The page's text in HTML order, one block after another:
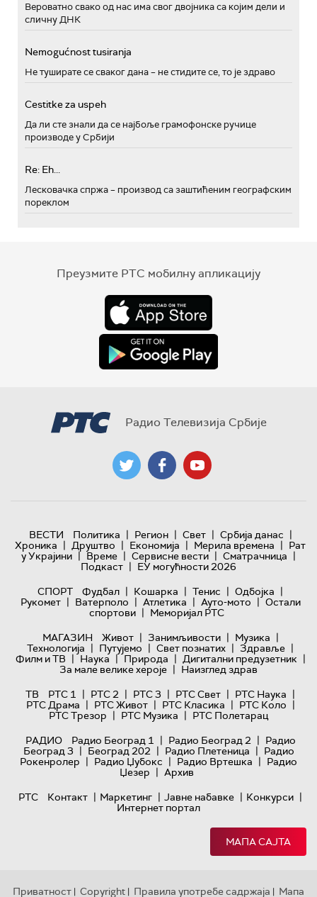
Вероватно свако од нас има свог двојника са којим дели и
сличну ДНК
Nemogućnost tusiranja
Не туширате се сваког дана – не стидите се, то је здраво
Cestitke za uspeh
Да ли сте знали да се најбоље грамофонске ручице
производе у Србији
Re: Eh...
Лесковачка спржа – производ са заштићеним географским
пореклом
Преузмите РТС мобилну апликацију
Радио Телевизија Србије
ВЕСТИ Политика | Регион | Свет | Србија данас |
Хроника | Друштво | Економија | Мерила времена | Рат
у Украјини | Време | Сервисне вести | Сматрачница |
Подкаст | ЕУ могућности 2026
СПОРТ
Фудбал | Кошарка | Тенис | Одбојка |
Рукомет | Ватерполо | Атлетика | Ауто-мото | Остали
спортови | Меморијал РТС
МАГАЗИН
Живот | Занимљивости | Музика |
Технологијa | Путујемо | Свет познатих | Здравље |
Филм и ТВ | Наука | Природа | Дигитални предузетник |
За мале велике хероје | Наизглед здрав
ТВ
РТС 1 | РТС 2 | РТС 3 | РТС Свет | РТС Наука |
РТС Драма | РТС Живот | РТС Класика | РТС Коло |
РТС Трезор | РТС Музика | РТС Полетарац
РАДИО
Радио Београд 1 | Радио Београд 2 | Радио
Београд 3 | Београд 202 | Радио Плетеница | Радио
Рокенролер | Радио Џубокс | Радио Вртешка | Радио
Џезер | Архив
РТС
Контакт | Маркетинг | Јавне набавке | Конкурси |
Интернет портал
МАПА САЈТА
Приватност | Copyright | Правила употребе садржаја | Мапа